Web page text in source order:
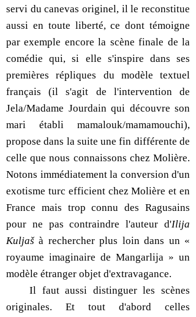
servi du canevas originel, il le reconstitue
aussi en toute liberté, ce dont témoigne
par exemple encore la scène finale de la
comédie qui, si elle s'inspire dans ses
premières répliques du modèle textuel
français (il s'agit de l'intervention de
Jela/Madame Jourdain qui découvre son
mari établi mamalouk/mamamouchi),
propose dans la suite une fin différente de
celle que nous connaissons chez Molière.
Notons immédiatement la conversion d'un
exotisme turc efficient chez Molière et en
France mais trop connu des Ragusains
pour ne pas contraindre l'auteur d'Ilija
Kuljaš à rechercher plus loin dans un «
royaume imaginaire de Mangarlija » un
modèle étranger objet d'extravagance.
Il faut aussi distinguer les scènes
originales. Et tout d'abord celles